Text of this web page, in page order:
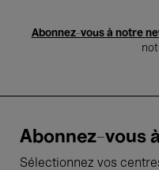
Abonnez-vous à notre
Abonnez-vous
Sélectionnez vos